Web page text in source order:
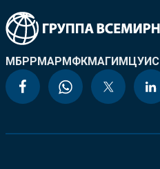
МБРРМАРМФКМАГИМЦУИС